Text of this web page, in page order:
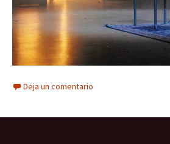
Deja un comentario